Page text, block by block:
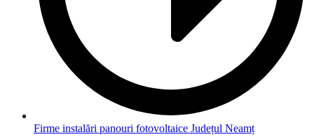
Firme instalări panouri fotovoltaice Județul Neamț